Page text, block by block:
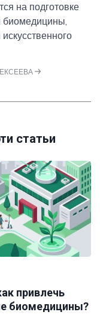
на подготовке
биомедицины,
статьи
привлечь
биомедицины?